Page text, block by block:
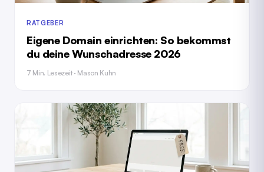
RATGEBER
Eigene Domain einrichten: So bekommst
du deine Wunschadresse 2026
7 Min. Lesezeit · Mason Kuhn